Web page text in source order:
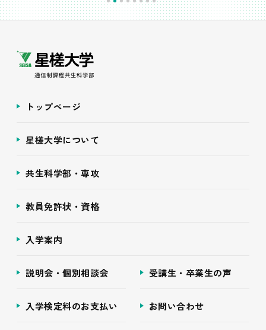
トップページ
星槎大学について
共生科学部・専攻
教員免許状・資格
入学案内
説明会・個別相談会 受講生・卒業生の声
入学検定料のお支払い お問い合わせ